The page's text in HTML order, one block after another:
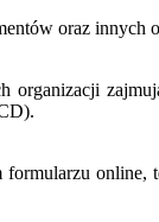
oraz innych